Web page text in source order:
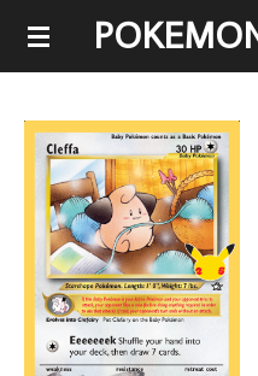
Ga
de
hoofdinhoud